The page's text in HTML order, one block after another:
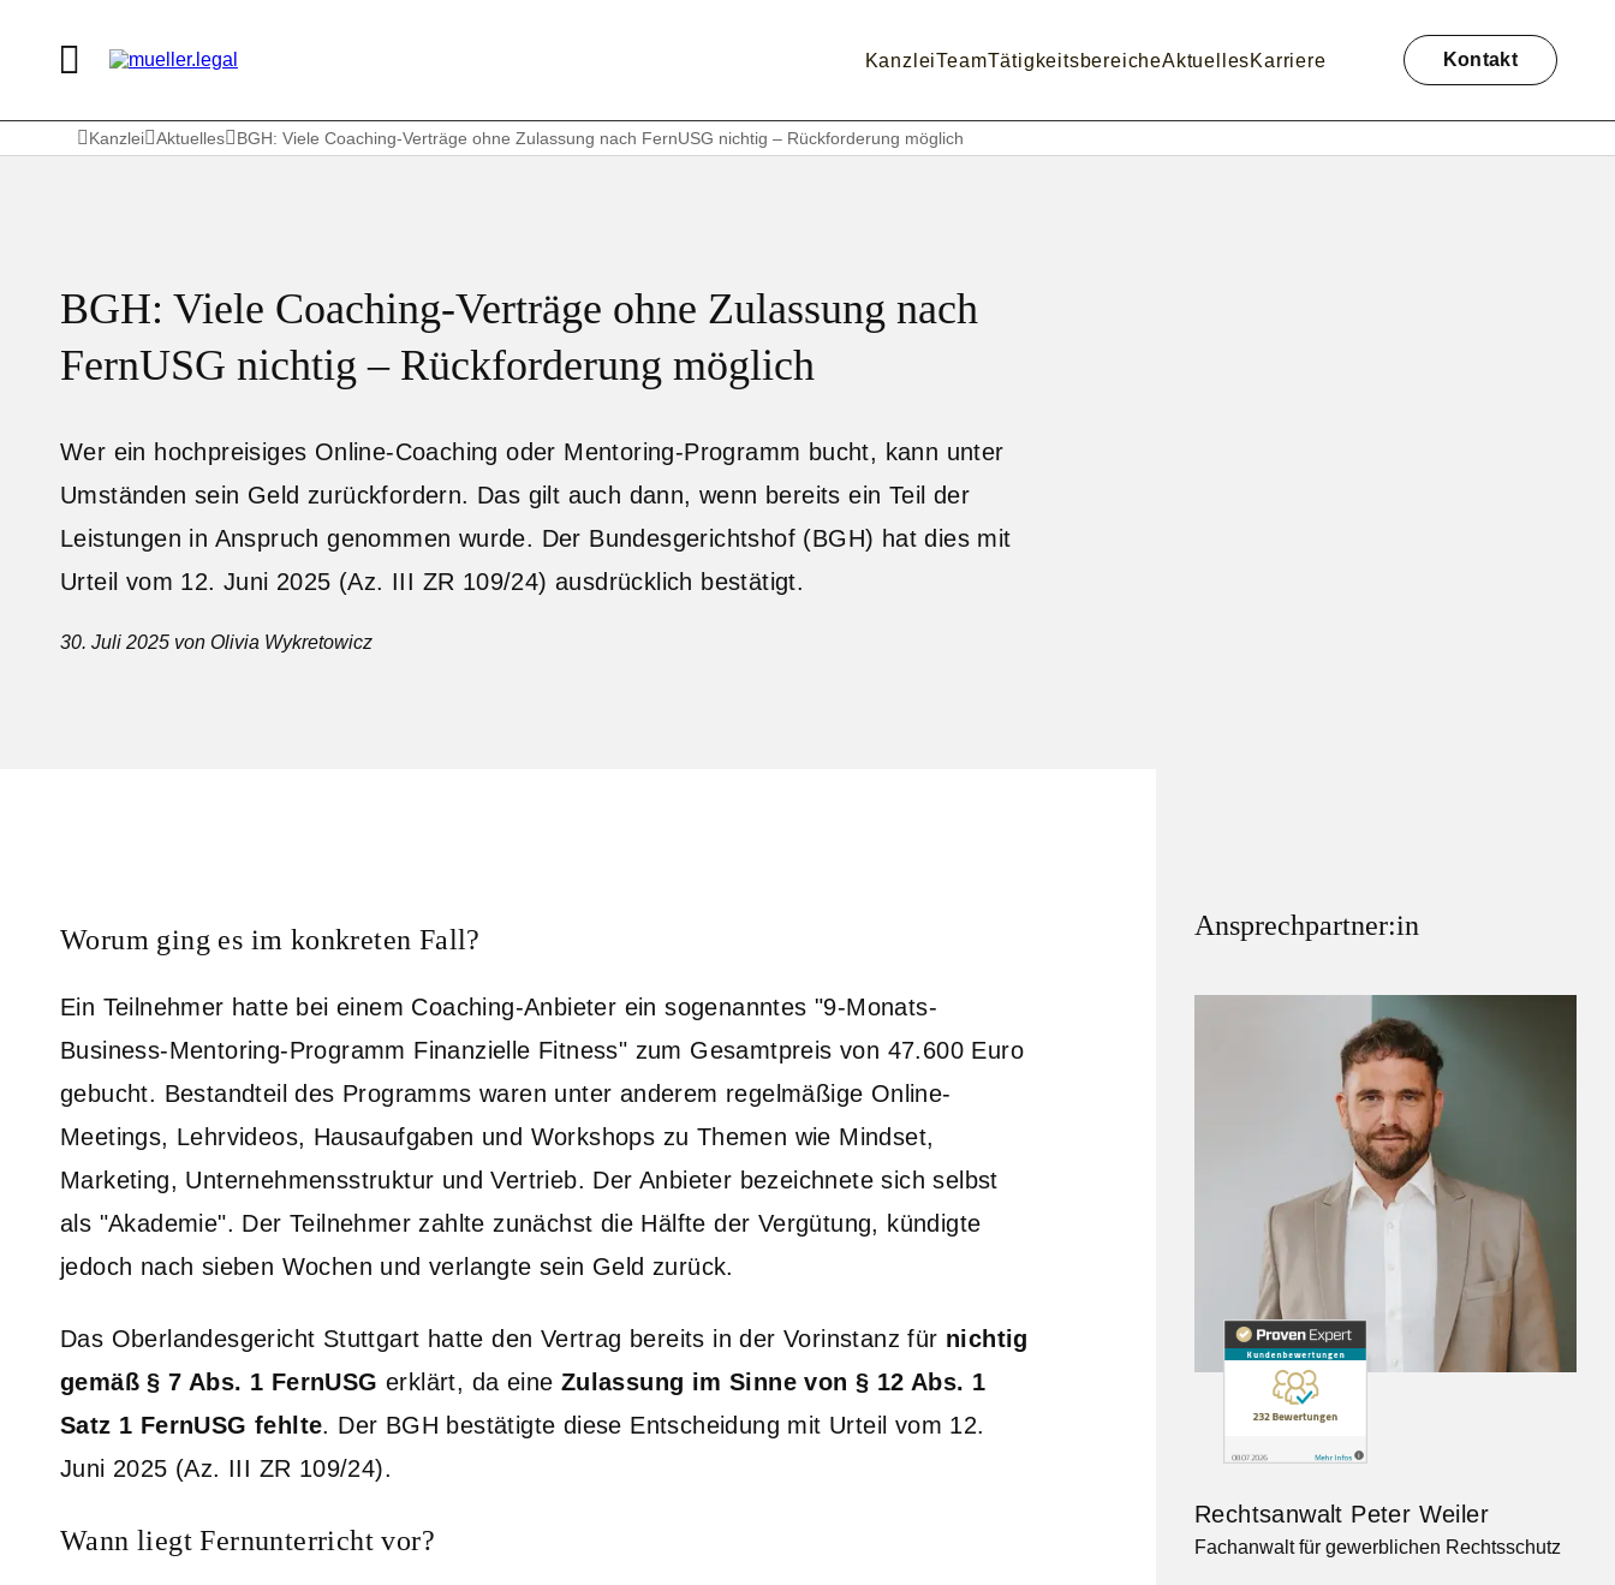
überspringen
KanzleiTeamTätigkeitsbereicheAktuellesKarriere Kontakt
Kanzlei Aktuelles BGH: Viele Coaching-Verträge ohne Zulassung nach FernUSG nichtig – Rückforderung möglich
BGH: Viele Coaching-Verträge ohne Zulassung nach
FernUSG nichtig – Rückforderung möglich
Wer ein hochpreisiges Online-Coaching oder Mentoring-Programm bucht, kann unter
Umständen sein Geld zurückfordern. Das gilt auch dann, wenn bereits ein Teil der
Leistungen in Anspruch genommen wurde. Der Bundesgerichtshof (BGH) hat dies mit
Urteil vom 12. Juni 2025 (Az. III ZR 109/24) ausdrücklich bestätigt.
30. Juli 2025 von Olivia Wykretowicz
Worum ging es im konkreten Fall?
Ein Teilnehmer hatte bei einem Coaching-Anbieter ein sogenanntes "9-Monats-
Business-Mentoring-Programm Finanzielle Fitness" zum Gesamtpreis von 47.600 Euro
gebucht. Bestandteil des Programms waren unter anderem regelmäßige Online-
Meetings, Lehrvideos, Hausaufgaben und Workshops zu Themen wie Mindset,
Marketing, Unternehmensstruktur und Vertrieb. Der Anbieter bezeichnete sich selbst
als "Akademie". Der Teilnehmer zahlte zunächst die Hälfte der Vergütung, kündigte
jedoch nach sieben Wochen und verlangte sein Geld zurück.
Das Oberlandesgericht Stuttgart hatte den Vertrag bereits in der Vorinstanz für nichtig
gemäß § 7 Abs. 1 FernUSG erklärt, da eine Zulassung im Sinne von § 12 Abs. 1
Satz 1 FernUSG fehlte. Der BGH bestätigte diese Entscheidung mit Urteil vom 12.
Juni 2025 (Az. III ZR 109/24).
Wann liegt Fernunterricht vor?
Ansprechpartner:in
Rechtsanwalt Peter Weiler
Fachanwalt für gewerblichen Rechtsschutz